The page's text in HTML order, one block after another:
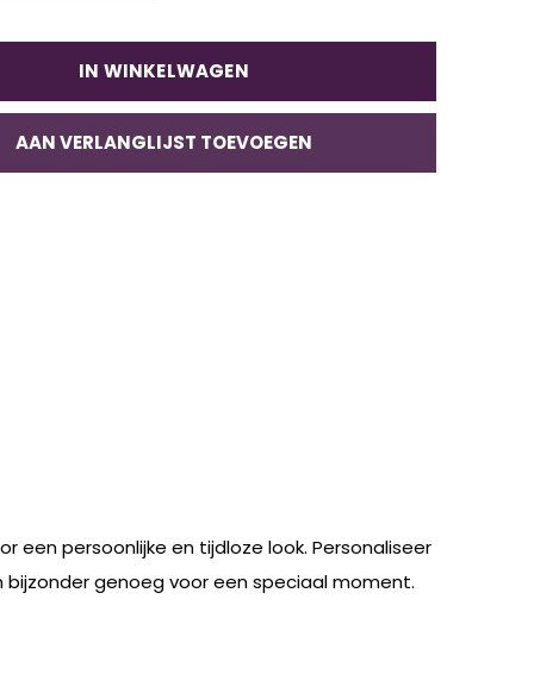
IN WINKELWAGEN
AAN VERLANGLIJST TOEVOEGEN
persoonlijke en tijdloze look. Personaliseer
genoeg voor een speciaal moment.